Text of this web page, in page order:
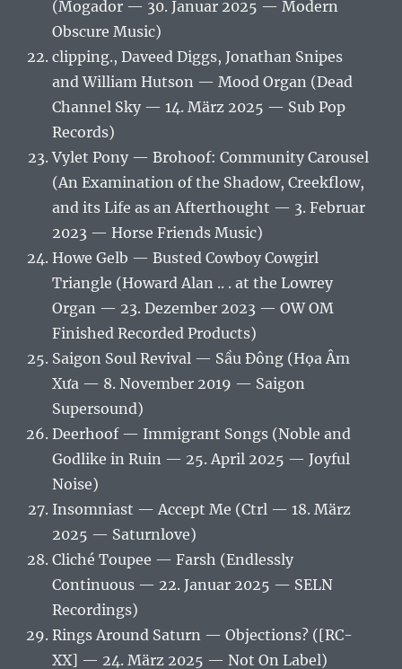
(Mogador — 30. Januar 2025 — Modern
Obscure Music)
clipping., Daveed Diggs, Jonathan Snipes
and William Hutson — Mood Organ (Dead
Channel Sky — 14. März 2025 — Sub Pop
Records)
Vylet Pony — Brohoof: Community Carousel
(An Examination of the Shadow, Creekflow,
and its Life as an Afterthought — 3. Februar
2023 — Horse Friends Music)
Howe Gelb — Busted Cowboy Cowgirl
Triangle (Howard Alan .. . at the Lowrey
Organ — 23. Dezember 2023 — OW OM
Finished Recorded Products)
Saigon Soul Revival — Sầu Đông (Họa Âm
Xưa — 8. November 2019 — Saigon
Supersound)
Deerhoof — Immigrant Songs (Noble and
Godlike in Ruin — 25. April 2025 — Joyful
Noise)
Insomniast — Accept Me (Ctrl — 18. März
2025 — Saturnlove)
Cliché Toupee — Farsh (Endlessly
Continuous — 22. Januar 2025 — SELN
Recordings)
Rings Around Saturn — Objections? ([RC-
XX] — 24. März 2025 — Not On Label)